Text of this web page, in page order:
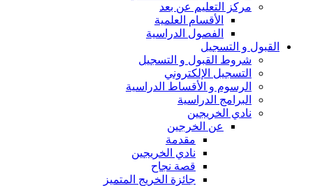
مركز التعليم عن بعد
الأقسام العلمية
الفصول الدراسية
القبول و التسجيل
شروط القبول و التسجيل
التسجيل الإلكتروني
الرسوم و الأقساط الدراسية
البرامج الدراسية
نادي الخريجين
عن الخرجين
مقدمة
نادي الخريجين
قصة نجاح
جائزة الخريج المتميز